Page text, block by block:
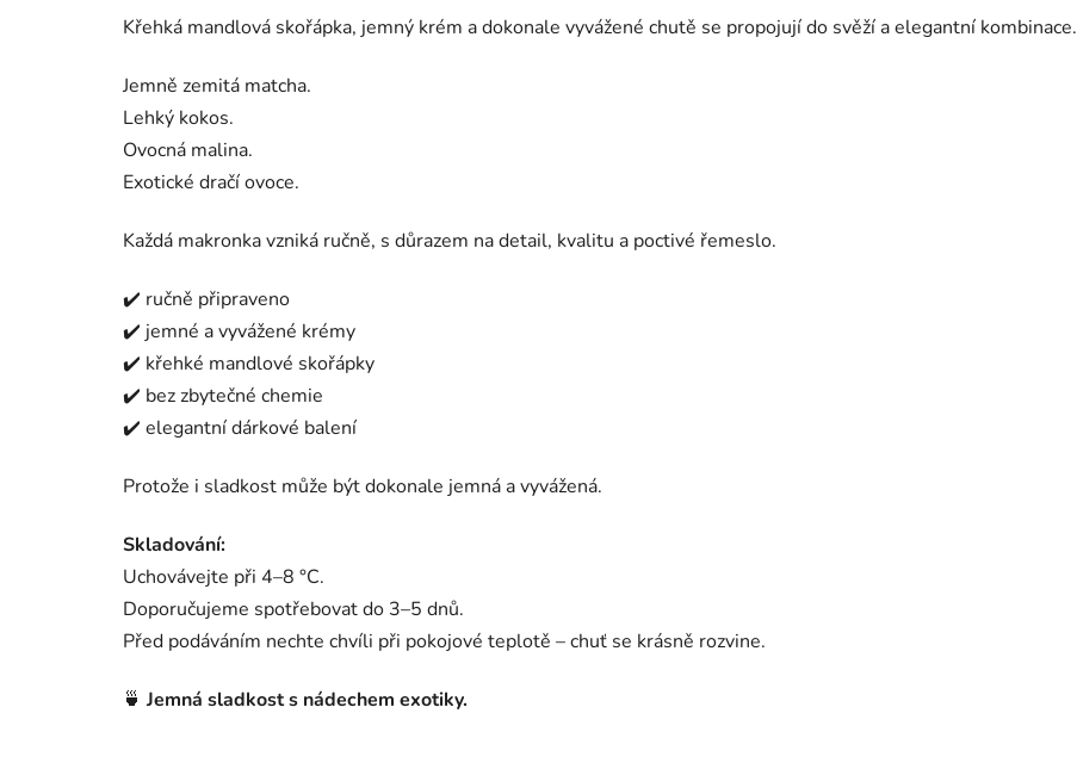
Křehká mandlová skořápka, jemný krém a dokonale vyvážené chutě se propojují do svěží a elegantní kombinace.
Jemně zemitá matcha.
Lehký kokos.
Ovocná malina.
Exotické dračí ovoce.
Každá makronka vzniká ručně, s důrazem na detail, kvalitu a poctivé řemeslo.
✔️ ručně připraveno
✔️ jemné a vyvážené krémy
✔️ křehké mandlové skořápky
✔️ bez zbytečné chemie
✔️ elegantní dárkové balení
Protože i sladkost může být dokonale jemná a vyvážená.
Skladování:
Uchovávejte při 4–8 °C.
Doporučujeme spotřebovat do 3–5 dnů.
Před podáváním nechte chvíli při pokojové teplotě – chuť se krásně rozvine.
🍵 Jemná sladkost s nádechem exotiky.